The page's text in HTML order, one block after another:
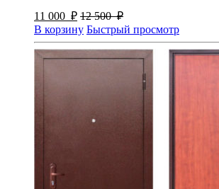
11 000 ₽ 12 500 ₽
В корзину Быстрый просмотр